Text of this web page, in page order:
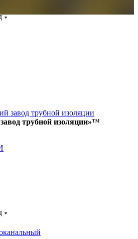
трубной изоляции»™